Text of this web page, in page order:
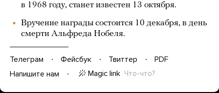
в 1968 году, станет известен 13 октября.
Вручение награды состоится 10 декабря, в день
смерти Альфреда Нобеля.
Телеграм Фейсбук Твиттер
PDF
Напишите нам
Magic link Что-что?